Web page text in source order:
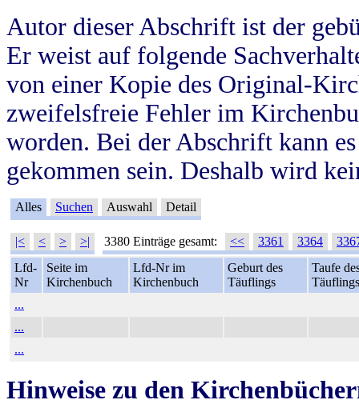
Autor dieser Abschrift ist der
Er weist auf folgende
von einer Kopie des Original-
zweifelsfreie Fehler im
worden. Bei der Abschrift kann
gekommen sein. Deshalb wird
Alles Suchen Auswahl Detail
|< < > >| 3380 Einträge gesamt: << 3361 3364
Lfd-
Nr
Seite im
Kirchenbuch
Lfd-Nr im
Kirchenbuch
Geburt des
Täuflings
Taufe
Täuflings
...
...
...
Hinweise zu den